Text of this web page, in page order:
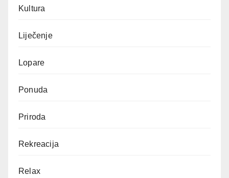
Kultura
Liječenje
Lopare
Ponuda
Priroda
Rekreacija
Relax